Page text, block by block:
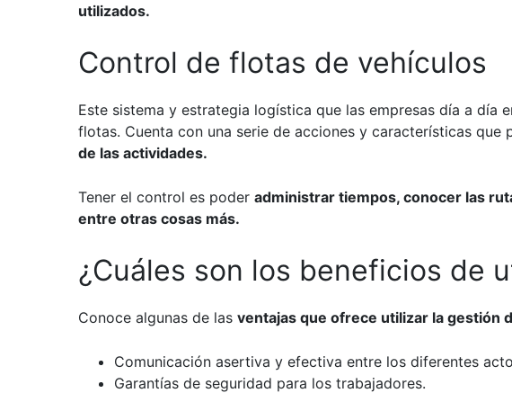
utilizados.
Control de flotas de vehículos
Este sistema y estrategia logística que las empresas día a día
flotas. Cuenta con una serie de acciones y características que
de las actividades.
Tener el control es poder administrar tiempos, conocer las
entre otras cosas más.
¿Cuáles son los beneficios de
Conoce algunas de las ventajas que ofrece utilizar la gestión
Comunicación asertiva y efectiva entre los diferentes
Garantías de seguridad para los trabajadores.